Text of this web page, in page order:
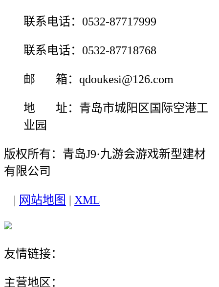
联系电话：0532-87717999
联系电话：0532-87718768
邮 箱：qdoukesi@126.com
地 址：青岛市城阳区国际空港工
业园
版权所有：青岛J9·九游会游戏新型建材
有限公司
网站地图 XML
友情链接：
主营地区：